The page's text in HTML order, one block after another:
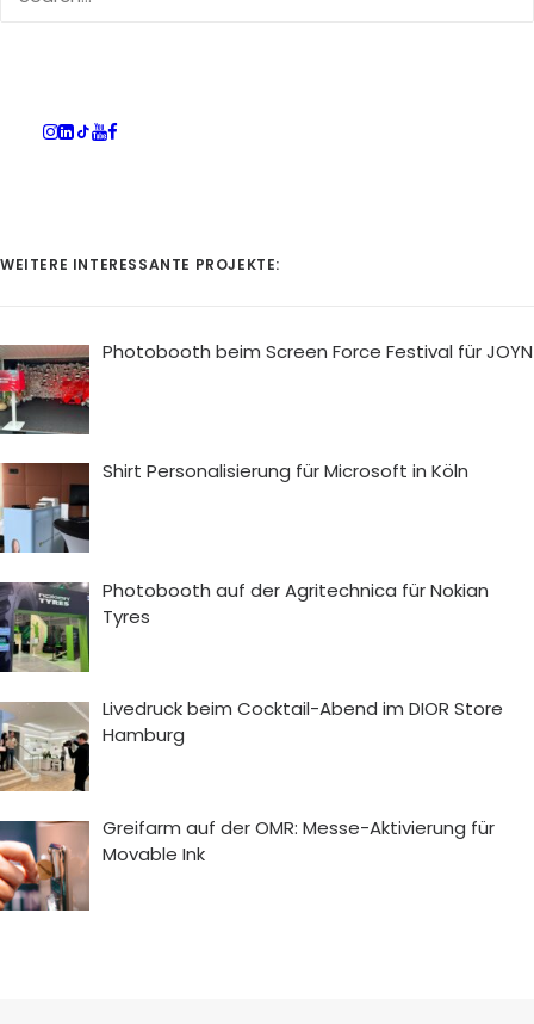
WEITERE INTERESSANTE PROJEKTE:
Photobooth beim Screen Force Festival für JOYN
Shirt Personalisierung für Microsoft in Köln
Photobooth auf der Agritechnica für Nokian
Tyres
Livedruck beim Cocktail-Abend im DIOR Store
Hamburg
Greifarm auf der OMR: Messe-Aktivierung für
Movable Ink